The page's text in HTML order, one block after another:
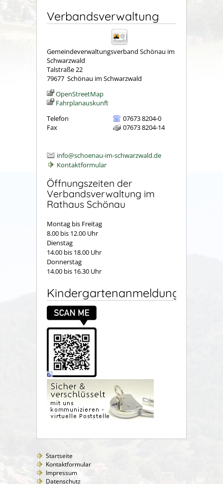
Verbandsverwaltung
Gemeindeverwaltungsverband Schönau im
Schwarzwald
Talstraße 22
79677 Schönau im Schwarzwald
OpenStreetMap
Fahrplanauskunft
Telefon
07673 8204-0
Fax
07673 8204-14
info@schoenau-im-schwarzwald.de
Kontaktformular
Öffnungszeiten der
Verbandsverwaltung im
Rathaus Schönau
Montag bis Freitag
8.00 bis 12.00 Uhr
Dienstag
14.00 bis 18.00 Uhr
Donnerstag
14.00 bis 16.30 Uhr
Kindergartenanmeldung
Startseite
Kontaktformular
Impressum
Datenschutz